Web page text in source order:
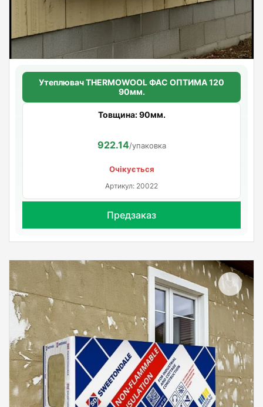
Утеплювач THERMOWOOL ФАС ОПТИМА 120
90мм.
Товщина: 90мм.
922.14/упаковка
Очікується
Артикул: 20022
Предзаказ